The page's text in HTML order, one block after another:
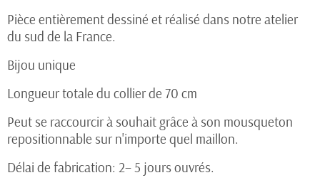
(1 avis)
Pièce entièrement dessiné et réalisé dans notre atelier
du sud de la France.
Bijou unique
Longueur totale du collier de 70 cm
Peut se raccourcir à souhait grâce à son mousqueton
repositionnable sur n'importe quel maillon.
Délai de fabrication: 2– 5 jours ouvrés.